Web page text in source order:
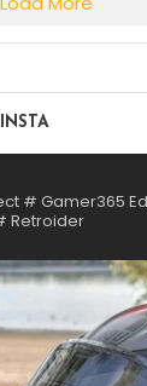
# Gamer365
Retroider